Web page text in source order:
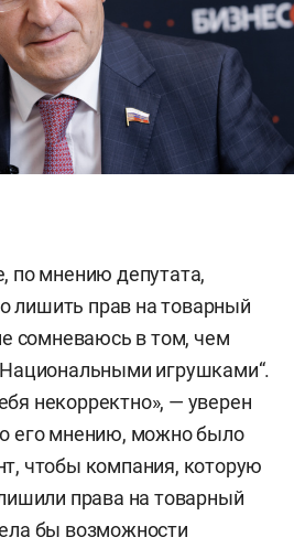
по мнению депутата,
лишить прав на товарный
сомневаюсь в том, чем
игрушками“.
некорректно», — уверен
его мнению, можно было
чтобы компания, которую
права на товарный
бы возможности